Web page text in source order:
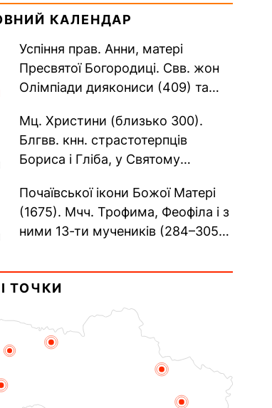
КАЛЕНДАР
Успіння прав. Анни, матері
Пресвятої Богородиці. Свв. жон
Олімпіади диякониси (409) та
Пам’ять V Вселенського...
Мц. Христини (близько 300).
Блгвв. кнн. страстотерпців
Бориса і Гліба, у Святому
Прп. Полікарпа, архімандрита...
Почаївської ікони Божої Матері
(1675). Мчч. Трофима, Феофіла і з
ними 13-ти мучеників (284–305).
Равенійського (близько 75)....
ТОЧКИ